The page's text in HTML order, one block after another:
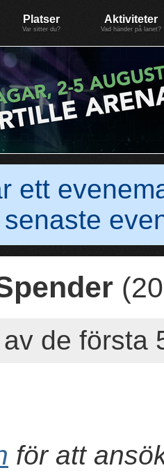
Platser
Var sitter du?
Aktiviteter
Vad händer på lanet?
ett
de första
för att